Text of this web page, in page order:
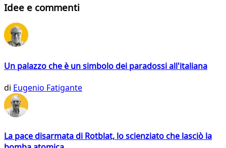
Idee e commenti
Un palazzo che è un simbolo dei paradossi all'italiana
di Eugenio Fatigante
La pace disarmata di Rotblat, lo scienziato che lasciò la